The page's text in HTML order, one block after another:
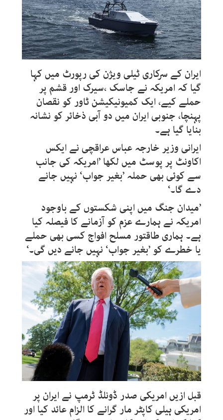
ایران کے سرکاری ٹیلی ویژن کی رپورٹ میں کہا
گیا کہ امریکہ نے جاسک ،سیرک اور قشم پر
حملے کیے، ایک کمیونیکیشن ٹاور کو نقصان
پہنچا، جنوبی ایران میں دو آبی ذخائر کو نشانہ
بنایا گیا ہے۔
ایرانی وزیر خارجہ عباس عراقچی نے ایکس
اکاونٹ پر پوسٹ میں لکھا ’امریکہ کی جانب
سے کوئی بھی حملہ ’بغیر جواب‘ نہیں جانے
دے گا۔‘
’میدان جنگ میں اپنی شکستوں کے باوجود
امریکہ نے ہمارے عزم کو آزمانے کا فیصلہ کیا
ہے۔ ہماری طاقتور مسلح افواج کسی بھی حملے
یا خطرے کو ’بغیر جواب‘ نہیں جانے دیں گی۔‘
قبل ازیں امریکی صدر ڈونلڈ ٹرمپ نے ایران پر
امریکی ہیلی کاپٹر مار گرانے کا الزام عائد کیا اور